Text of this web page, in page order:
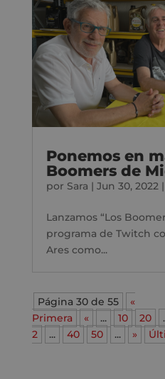
Ponemos en
Boomers de
por Sara | Jun 30, 2022|
Lanzamos “Los
programa de Twitch
Ares como...
Página 30 de 55
«
Primera
« ... 10 20
2
... 40 50 ... »